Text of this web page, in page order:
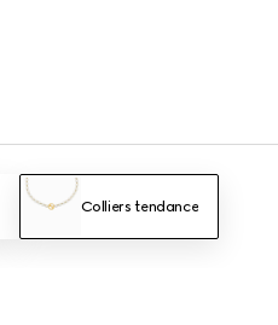
Colliers tendance